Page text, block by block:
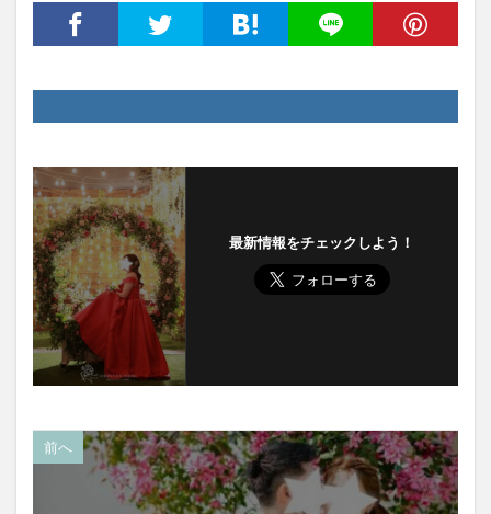
最新情報をチェックしよう！
前へ